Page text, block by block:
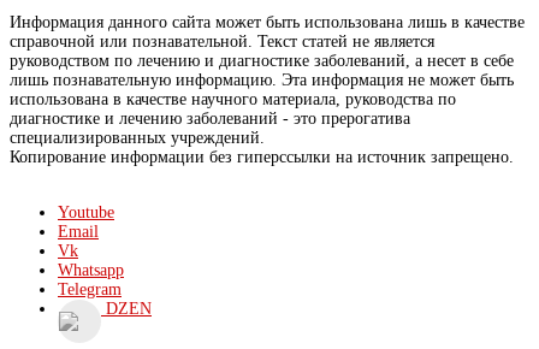
Информация данного сайта может быть использована лишь в качестве
справочной или познавательной. Текст статей не является
руководством по лечению и диагностике заболеваний, а несет в себе
лишь познавательную информацию. Эта информация не может быть
использована в качестве научного материала, руководства по
диагностике и лечению заболеваний - это прерогатива
специализированных учреждений.
Копирование информации без гиперссылки на источник запрещено.
Youtube
Email
Vk
Whatsapp
Telegram
DZEN